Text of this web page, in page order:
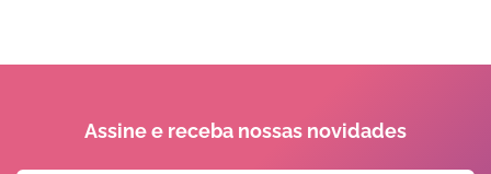
Assine e receba nossas novidades